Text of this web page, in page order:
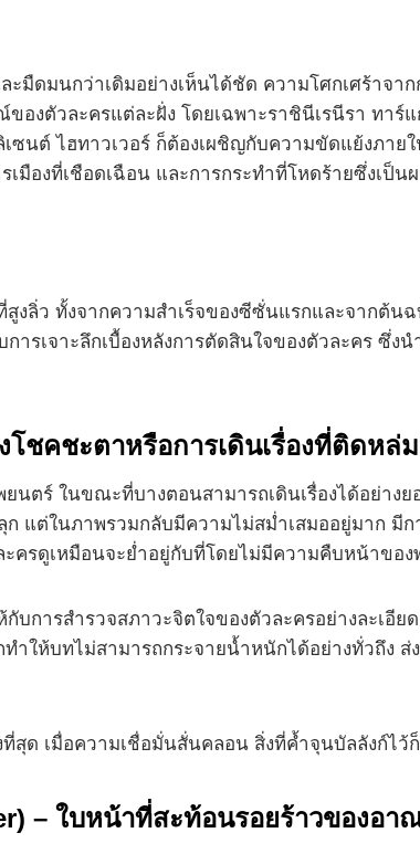
ะมืดมนกว่าเดิมอย่างเห็นได้ชัด ความโศกเศร้าจ
องตัวละครแต่ละฝั่ง โดยเฉพาะราชินีเรนีรา ทาร์
นต์ ไฮทาวเวอร์ ก็ต้องเผชิญกับความขัดแย้งภาย
มืองที่เชือดเฉือน และการกระทำที่โหดร้ายซึ่งเป็
งลิ่ว ทั้งจากความสำเร็จของซีซั่นแรกและจากต้น
รเจาะลึกเบื้องหลังการตัดสินใจของตัวละคร ซึ่
โชคชะตาหรือการเดินเรื่องที่ติดหล่
ตร์ ในขณะที่บางตอนสามารถเดินเรื่องได้อย่างย
แต่ในภาพรวมกลับมีความไม่สม่ำเสมออยู่มาก มี
ะครดูเหมือนจะย่ำอยู่กับที่โดยไม่มีความคืบหน้าขอ
บการสำรวจสภาวะจิตใจของตัวละครอย่างละเอี
ให้บทไม่สามารถกระจายน้ำหนักได้อย่างทั่วถึง ส่
สุด เมื่อความเชื่อมั่นสั่นคลอน สิ่งที่ค้ำจุนบัลลังก์ไ
– ใบหน้าที่สะท้อนรอยร้าวของอา